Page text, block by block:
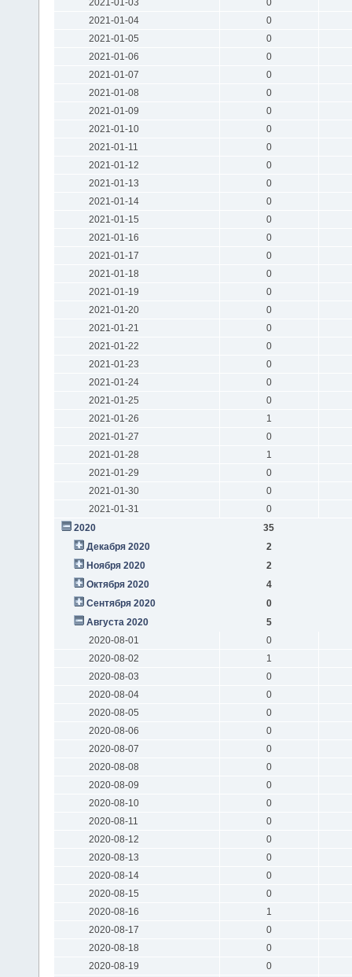
2021-01-03
0
2021-01-04
0
2021-01-05
0
2021-01-06
0
2021-01-07
0
2021-01-08
0
2021-01-09
0
2021-01-10
0
2021-01-11
0
2021-01-12
0
2021-01-13
0
2021-01-14
0
2021-01-15
0
2021-01-16
0
2021-01-17
0
2021-01-18
0
2021-01-19
0
2021-01-20
0
2021-01-21
0
2021-01-22
0
2021-01-23
0
2021-01-24
0
2021-01-25
0
2021-01-26
1
2021-01-27
0
2021-01-28
1
2021-01-29
0
2021-01-30
0
2021-01-31
0
2020
35
Декабря 2020
2
Ноября 2020
2
Октября 2020
4
Сентября 2020
0
Августа 2020
5
2020-08-01
0
2020-08-02
1
2020-08-03
0
2020-08-04
0
2020-08-05
0
2020-08-06
0
2020-08-07
0
2020-08-08
0
2020-08-09
0
2020-08-10
0
2020-08-11
0
2020-08-12
0
2020-08-13
0
2020-08-14
0
2020-08-15
0
2020-08-16
1
2020-08-17
0
2020-08-18
0
2020-08-19
0